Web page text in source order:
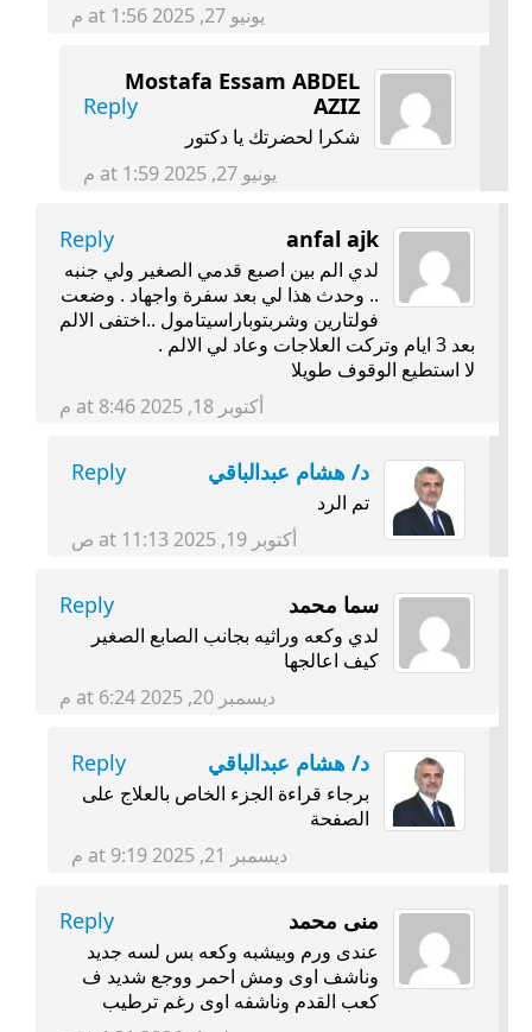
يونيو 27, 2025 at 1:56 م
Mostafa Essam ABDEL
AZIZ
Reply
شكرا لحضرتك يا دكتور
يونيو 27, 2025 at 1:59 م
‪anfal ajk‬‏
Reply
لدي الم بين اصبع قدمي الصغير ولي جنبه
.. وحدث هذا لي بعد سفرة واجهاد . وضعت
فولتارين وشربتوباراسيتامول ..اختفى الالم
بعد 3 ايام وتركت العلاجات وعاد لي الالم .
لا استطيع الوقوف طويلا
أكتوبر 18, 2025 at 8:46 م
د/ هشام عبدالباقي Reply
تم الرد
أكتوبر 19, 2025 at 11:13 ص
سما محمد Reply
لدي وكعه وراثيه بجانب الصابع الصغير
كيف اعالجها
ديسمبر 20, 2025 at 6:24 م
د/ هشام عبدالباقي Reply
برجاء قراءة الجزء الخاص بالعلاج على
الصفحة
ديسمبر 21, 2025 at 9:19 م
منى محمد Reply
عندى ورم وبيشبه وكعه بس لسه جديد
وناشف اوى ومش احمر ووجع شديد ف
كعب القدم وناشفه اوى رغم ترطيب